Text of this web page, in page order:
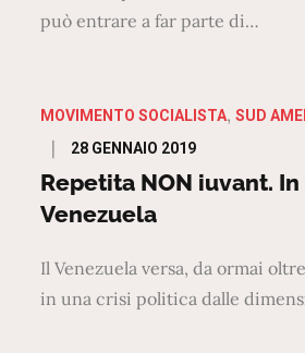
può entrare a far parte di…
MOVIMENTO SOCIALISTA SUD
Posted
on
28 GENNAIO 2019
Repetita NON iuvant.
Venezuela
Il Venezuela versa, da ormai
in una crisi politica dalle